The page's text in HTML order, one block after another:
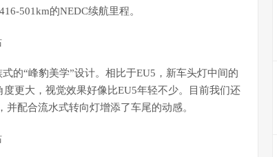
501km的NEDC续航里程。
的“峰豹美学”设计。相比于EU5，新车头灯中间的
更大，视觉效果好像比EU5年轻不少。目前我们还
配合流水式转向灯增添了车尾的动感。